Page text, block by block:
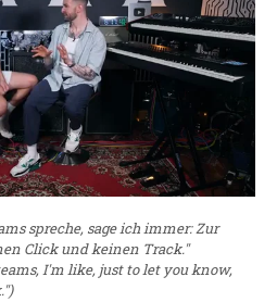
spreche, sage ich immer: Zur
Click und keinen Track."
I'm like, just to let you know,